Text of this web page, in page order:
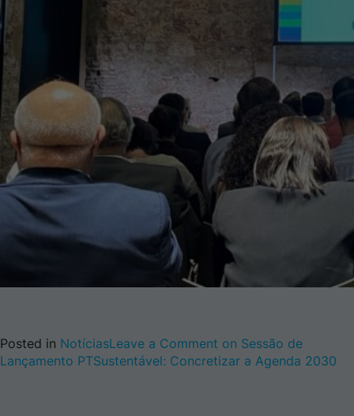
Posted in NotíciasLeave a Comment on Sessão de
Lançamento PTSustentável: Concretizar a Agenda 2030